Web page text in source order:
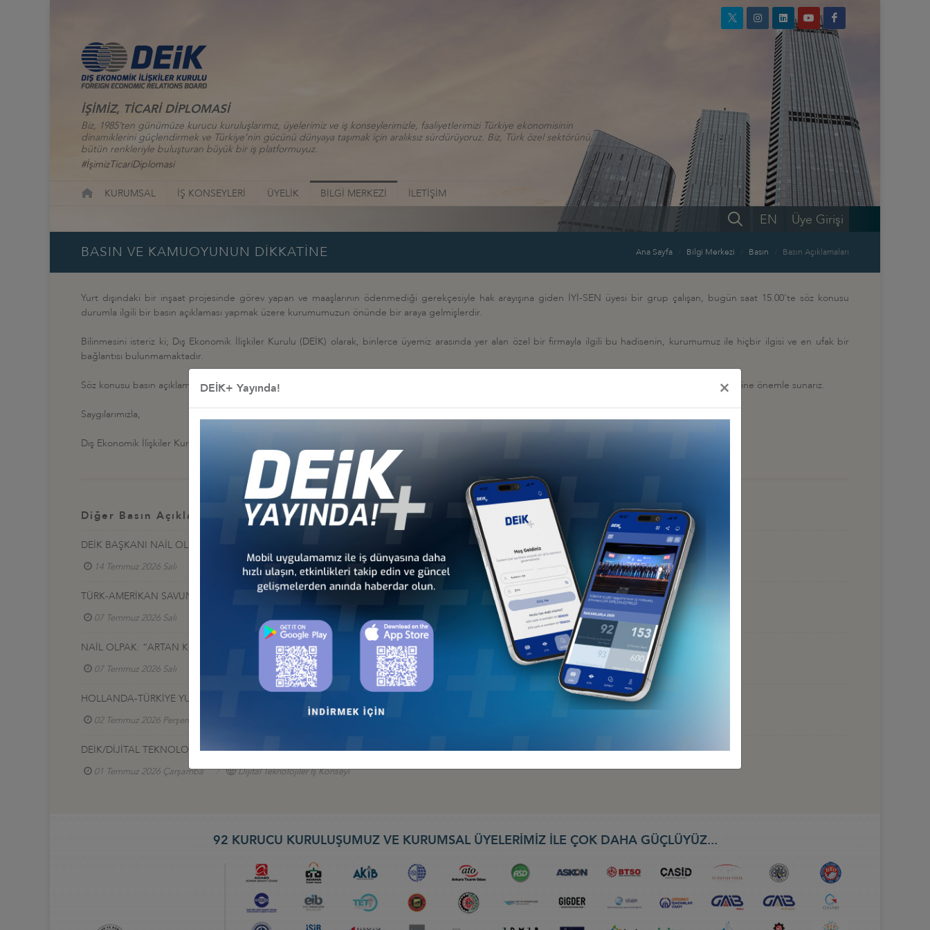
İŞİMİZ, TİCARİ DİPLOMASİ
Biz, 1985’ten günümüze kurucu kuruluşlarımız, üyelerimiz ve iş konseylerimizle, faaliyetlerimizi Türkiye ekonomisinin
dinamiklerini güçlendirmek ve Türkiye’nin gücünü dünyaya taşımak için aralıksız sürdürüyoruz. Biz, Türk özel sektörünü
bütün renkleriyle buluşturan büyük bir iş platformuyuz.
#İşimizTicariDiplomasi
KURUMSAL İŞ KONSEYLERİ ÜYELİK BİLGİ MERKEZİ İLETİŞİM
Üye Girişi
EN
BASIN VE KAMUOYUNUN DİKKATİNE Ana Sayfa Bilgi Merkezi Basın Basın Açıklamaları
Yurt dışındaki bir inşaat projesinde görev yapan ve maaşlarının ödenmediği gerekçesiyle hak arayışına giden İYİ-SEN üyesi bir grup çalışan, bugün saat 15.00'te söz konusu
durumla ilgili bir basın açıklaması yapmak üzere kurumumuzun önünde bir araya gelmişlerdir.
Bilinmesini isteriz ki; Dış Ekonomik İlişkiler Kurulu (DEİK) olarak, binlerce üyemiz arasında yer alan özel bir firmayla ilgili bu hadisenin, kurumumuz ile hiçbir ilgisi ve en ufak bir
bağlantısı bulunmamaktadır.
Söz konusu basın açıklamasının muhatabı olmadığımızı belirtir ve yanlış anlaşılmalara meydan vermemek için yaptığımız bu açıklamayı kamuoyunun bilgilerine önemle sunarız.
Saygılarımızla,
Dış Ekonomik İlişkiler Kurulu
Diğer Basın Açıklamaları
DEİK BAŞKANI NAİL OLPAK: “EKONOMİK BAĞIMSIZLIK, MİLLİ EGEMENLİĞİN AYRILMAZ BİR PARÇASI”
14 Temmuz 2026 Salı
TÜRK-AMERİKAN SAVUNMA SANAYİ SEKTÖRLERİNE ÇAĞRI: KÜRESEL TEDARİKTE "HIZ VE ÖLÇEK" İÇİN İŞ BİRLİĞİNİ GÜÇLENDİRELİM
07 Temmuz 2026 Salı Türkiye - ABD İş Konseyi
NAİL OLPAK: “ARTAN KÜRESEL GÜVENLİK İHTİYAÇLARI, EKONOMİK İŞ BİRLİKLERİ İÇİN ÖNEMLİ FIRSATLAR OLUŞTURUYOR”
07 Temmuz 2026 Salı
HOLLANDA-TÜRKİYE YUVARLAK MASA TOPLANTISI, LAHEY’DE DÜZENLENDİ
02 Temmuz 2026 Perşembe
DEİK/DİJİTAL TEKNOLOJİLER İŞ KONSEYİ, DIGITALEUROPE SUMMER SUMMIT KAPSAMINDA BRÜKSEL'E HEYET ZİYARETİ GERÇEKLEŞTİRDİ
01 Temmuz 2026 Çarşamba Dijital Teknolojiler İş Konseyi
92 KURUCU KURULUŞUMUZ VE KURUMSAL ÜYELERİMİZ İLE ÇOK DAHA GÜÇLÜYÜZ...
DEİK+ Yayında! ×